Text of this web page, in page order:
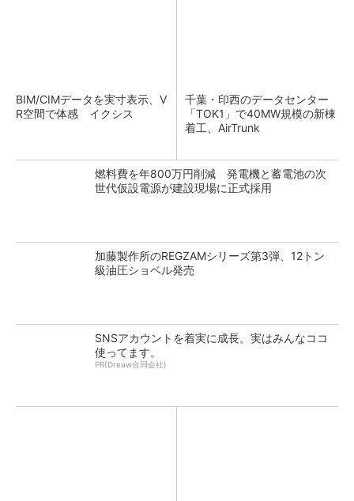
BIM/CIMデータを実寸表示、V
R空間で体感 イクシス
千葉・印西のデータセンター
「TOK1」で40MW規模の新棟
着工、AirTrunk
燃料費を年800万円削減 発電機と蓄電池の次
世代仮設電源が建設現場に正式採用
加藤製作所のREGZAMシリーズ第3弾、12トン
級油圧ショベル発売
SNSアカウントを着実に成長。実はみんなココ
使ってます。
PR(Dreaw合同会社)